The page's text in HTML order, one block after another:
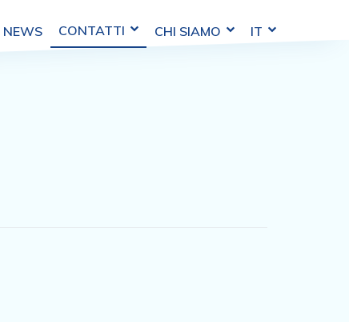
NEWS CONTATTI CHI SIAMO IT